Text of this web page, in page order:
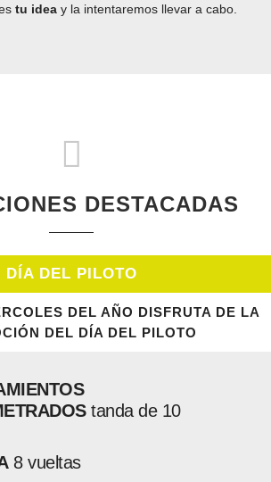
tu ideay la intentaremos llevar a cabo.
DESTACADAS
DÍA DEL PILOTO
DEL AÑO DISFRUTA DE LA
DEL DÍA DEL PILOTO
tanda de 10
8 vueltas